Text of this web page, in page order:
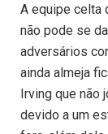
A equipe celta
não pode se
adversários
ainda almeja
Irving que não
devido a um